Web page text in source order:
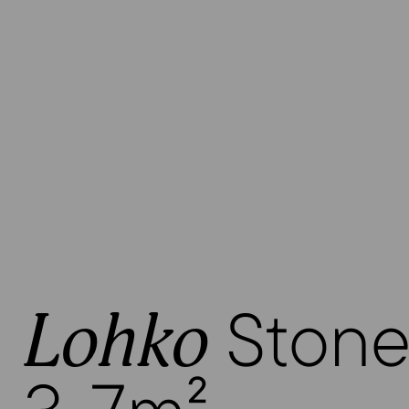
Lohko